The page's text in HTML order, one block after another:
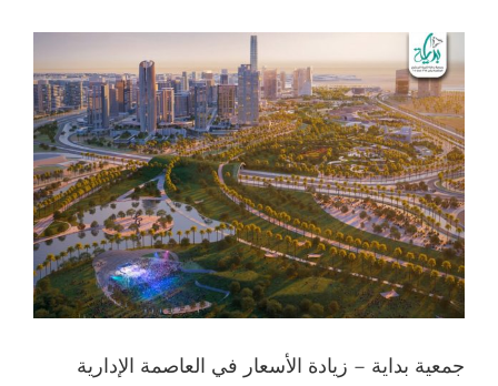
جمعية بداية – زيادة الأسعار في العاصمة الإدارية